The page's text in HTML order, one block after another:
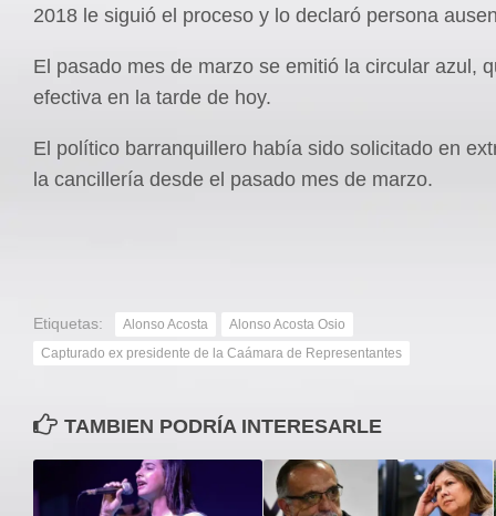
2018 le siguió el proceso y lo declaró persona
El pasado mes de marzo se emitió la circular azul,
efectiva en la tarde de hoy.
El político barranquillero había sido solicitado en
la cancillería desde el pasado mes de marzo.
Etiquetas: Alonso Acosta
Alonso Acosta Osio
Capturado ex presidente de la Caámara de Representantes
TAMBIEN PODRÍA INTERESARLE